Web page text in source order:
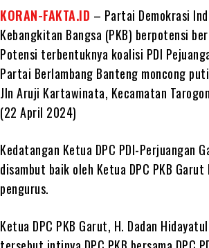
KORAN-FAKTA.ID – Partai Demokrasi
Kebangkitan Bangsa (PKB) berpotensi
Potensi terbentuknya koalisi PDI
Partai Berlambang Banteng moncong
Jln Aruji Kartawinata, Kecamatan
(22 April 2024)
Kedatangan Ketua DPC PDI-Perjuangan
disambut baik oleh Ketua DPC PKB
pengurus.
Ketua DPC PKB Garut, H. Dadan